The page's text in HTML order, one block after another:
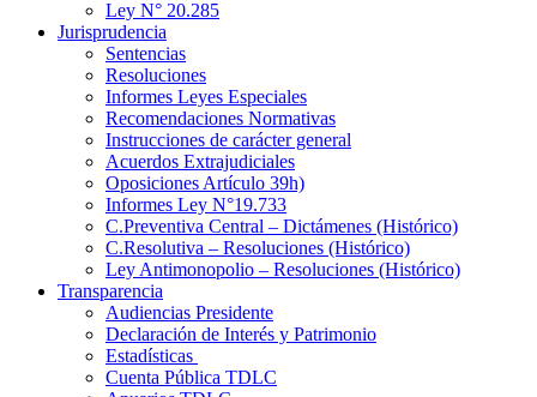
Ley N° 20.285
Jurisprudencia
Sentencias
Resoluciones
Informes Leyes Especiales
Recomendaciones Normativas
Instrucciones de carácter general
Acuerdos Extrajudiciales
Oposiciones Artículo 39h)
Informes Ley N°19.733
C.Preventiva Central – Dictámenes (Histórico)
C.Resolutiva – Resoluciones (Histórico)
Ley Antimonopolio – Resoluciones (Histórico)
Transparencia
Audiencias Presidente
Declaración de Interés y Patrimonio
Estadísticas
Cuenta Pública TDLC